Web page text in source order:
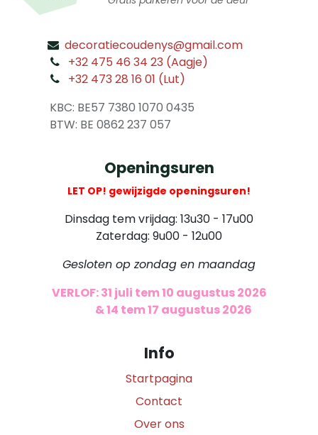
decoratiecoudenys@gmail.com
+32 475 46 34 23 (Aagje)
+32 473 28 16 01 (Lut)
KBC: BE57 7380 1070 0435
​ BTW: BE 0862 237 057
Openingsuren
LET OP! gewijzigde openingsuren!
Dinsdag tem vrijdag: 13u30 - 17u00
Zaterdag: 9u00 - 12u00
Gesloten op zondag en maandag
VERLOF: 31 juli tem 10 augustus 2026
& 14 tem 17 augustus 2026
Info
Startpagina
Contact
Over ons